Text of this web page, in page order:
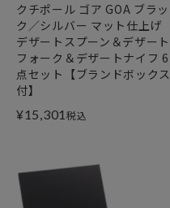
クチポール ゴア GOA ブラッ
ク／シルバー マット仕上げ
デザートスプーン＆デザート
フォーク＆デザートナイフ 6
点セット【ブランドボックス
付】
¥15,301 税込